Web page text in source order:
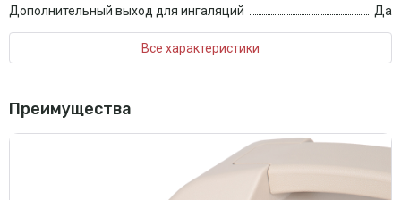
Дополнительный выход для ингаляций
Да
Все характеристики
Преимущества